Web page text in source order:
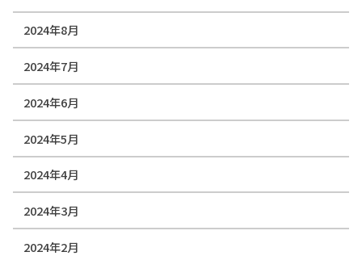
2024年8月
2024年7月
2024年6月
2024年5月
2024年4月
2024年3月
2024年2月